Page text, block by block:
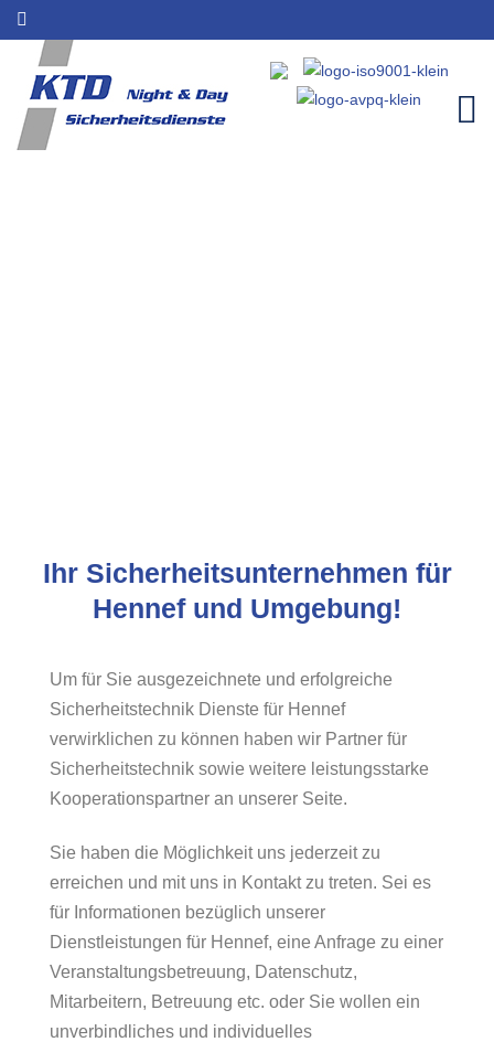
Ihr Sicherheitsunternehmen für
Hennef und Umgebung!
Um für Sie ausgezeichnete und erfolgreiche
Sicherheitstechnik Dienste für Hennef
verwirklichen zu können haben wir Partner für
Sicherheitstechnik sowie weitere leistungsstarke
Kooperationspartner an unserer Seite.
Sie haben die Möglichkeit uns jederzeit zu
erreichen und mit uns in Kontakt zu treten. Sei es
für Informationen bezüglich unserer
Dienstleistungen für Hennef, eine Anfrage zu einer
Veranstaltungsbetreuung, Datenschutz,
Mitarbeitern, Betreuung etc. oder Sie wollen ein
unverbindliches und individuelles